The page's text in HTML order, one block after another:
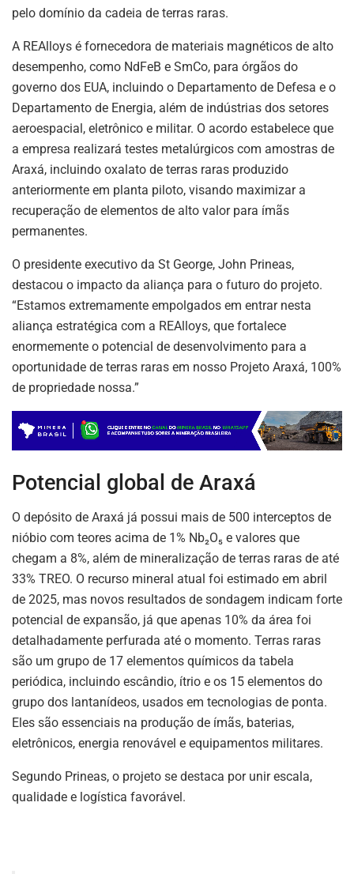
pelo domínio da cadeia de terras raras.
A REAlloys é fornecedora de materiais magnéticos de alto
desempenho, como NdFeB e SmCo, para órgãos do
governo dos EUA, incluindo o Departamento de Defesa e o
Departamento de Energia, além de indústrias dos setores
aeroespacial, eletrônico e militar. O acordo estabelece que
a empresa realizará testes metalúrgicos com amostras de
Araxá, incluindo oxalato de terras raras produzido
anteriormente em planta piloto, visando maximizar a
recuperação de elementos de alto valor para ímãs
permanentes.
O presidente executivo da St George, John Prineas,
destacou o impacto da aliança para o futuro do projeto.
“Estamos extremamente empolgados em entrar nesta
aliança estratégica com a REAlloys, que fortalece
enormemente o potencial de desenvolvimento para a
oportunidade de terras raras em nosso Projeto Araxá, 100%
de propriedade nossa.”
Potencial global de Araxá
O depósito de Araxá já possui mais de 500 interceptos de
nióbio com teores acima de 1% Nb₂O₅ e valores que
chegam a 8%, além de mineralização de terras raras de até
33% TREO. O recurso mineral atual foi estimado em abril
de 2025, mas novos resultados de sondagem indicam forte
potencial de expansão, já que apenas 10% da área foi
detalhadamente perfurada até o momento. Terras raras
são um grupo de 17 elementos químicos da tabela
periódica, incluindo escândio, ítrio e os 15 elementos do
grupo dos lantanídeos, usados em tecnologias de ponta.
Eles são essenciais na produção de ímãs, baterias,
eletrônicos, energia renovável e equipamentos militares.
Segundo Prineas, o projeto se destaca por unir escala,
qualidade e logística favorável.
ASSINE NOSSA
NEWSLETTER